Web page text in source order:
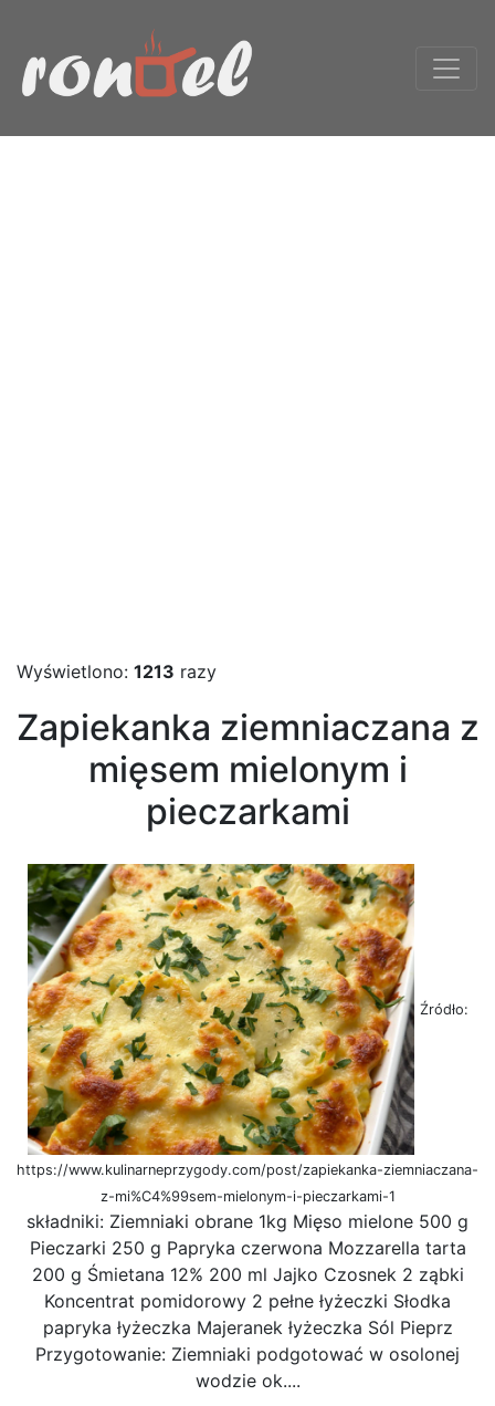
Wyświetlono: 1213 razy
Zapiekanka ziemniaczana z
mięsem mielonym i
pieczarkami
Źródło:
https://www.kulinarneprzygody.com/post/zapiekanka-ziemniaczana-
z-mi%C4%99sem-mielonym-i-pieczarkami-1
składniki: Ziemniaki obrane 1kg Mięso mielone 500 g
Pieczarki 250 g Papryka czerwona Mozzarella tarta
200 g Śmietana 12% 200 ml Jajko Czosnek 2 ząbki
Koncentrat pomidorowy 2 pełne łyżeczki Słodka
papryka łyżeczka Majeranek łyżeczka Sól Pieprz
Przygotowanie: Ziemniaki podgotować w osolonej
wodzie ok....